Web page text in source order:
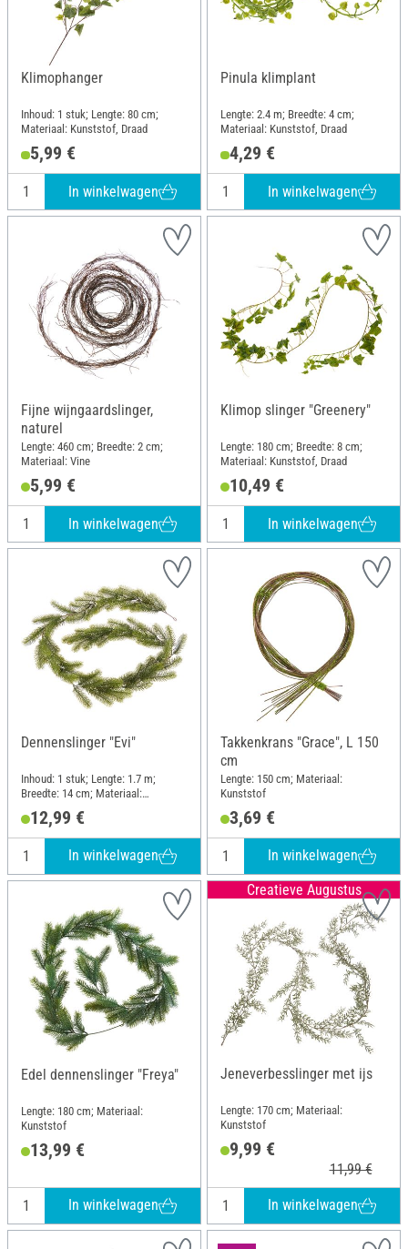
Klimophanger
Inhoud: 1 stuk; Lengte: 80 cm;
Materiaal: Kunststof, Draad
5,99 €
In winkelwagen
Pinula klimplant
Lengte: 2.4 m; Breedte: 4 cm;
Materiaal: Kunststof, Draad
4,29 €
In winkelwagen
Fijne wijngaardslinger,
naturel
Lengte: 460 cm; Breedte: 2 cm;
Materiaal: Vine
5,99 €
In winkelwagen
Klimop slinger "Greenery"
Lengte: 180 cm; Breedte: 8 cm;
Materiaal: Kunststof, Draad
10,49 €
In winkelwagen
Dennenslinger "Evi"
Inhoud: 1 stuk; Lengte: 1.7 m;
Breedte: 14 cm; Materiaal:
12,99 €
In winkelwagen
Takkenkrans "Grace", L 150
cm
Lengte: 150 cm; Materiaal:
Kunststof
3,69 €
In winkelwagen
Edel dennenslinger "Freya"
Lengte: 180 cm; Materiaal:
Kunststof
13,99 €
In winkelwagen
Creatieve Augustus
Jeneverbesslinger met ijs
Lengte: 170 cm; Materiaal:
Kunststof
9,99 €
11,99 €
In winkelwagen